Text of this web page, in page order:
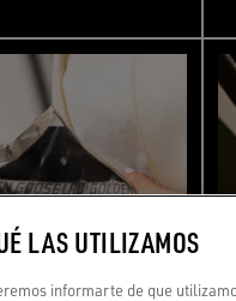
LAS UTILIZAMOS
informarte de que